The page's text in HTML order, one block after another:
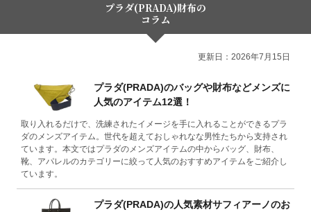
プラダ(PRADA)財布の
コラム
更新日：2026年7月15日
プラダ(PRADA)のバッグや財布などメンズに
人気のアイテム12選！
取り入れるだけで、洗練されたイメージを手に入れることができるプラ
ダのメンズアイテム。世代を超えておしゃれなな男性たちから支持され
ています。本文ではプラダのメンズアイテムの中からバッグ、財布、
靴、アパレルのカテゴリーに絞って人気のおすすめアイテムをご紹介し
ています。
プラダ(PRADA)の人気素材サフィアーノのお